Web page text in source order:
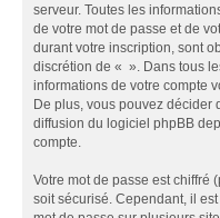
serveur. Toutes les
de votre mot de passe et de
durant votre inscription, sont
discrétion de « ». Dans tous
informations de votre compte
De plus, vous pouvez décider
diffusion du logiciel phpBB
compte.
Votre mot de passe est chiffré
soit sécurisé. Cependant, il